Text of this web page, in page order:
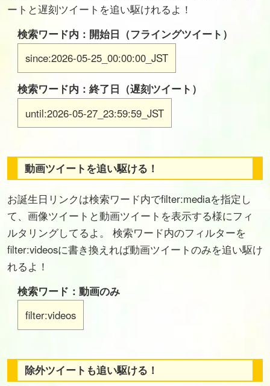
ートと遅刻ツイートを追い駆けれるよ！
検索ワード内：開始日（フライングツイート）
since:2026-05-25_00:00:00_JST
検索ワード内：終了日（遅刻ツイート）
until:2026-05-27_23:59:59_JST
動画ツイートを追い駆ける！
お誕生日リンクは検索ワード内でfilter:mediaを指定し
て、画像ツイートと動画ツイートを表示する様にフィ
ルタリングしてるよ。 検索ワード内のフィルターを
filter:videosに書き換えれば動画ツイートのみを追い駆け
れるよ！
検索ワード：動画のみ
filter:videos
除外ツイートも追い駆ける！